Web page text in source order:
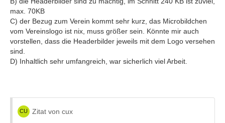
max. 70KB
C) der Bezug zum Verein kommt sehr kurz, das Microbildchen
vom Vereinslogo ist nix, muss größer sein. Könnte mir auch
vorstellen, dass die Headerbilder jeweils mit dem Logo versehen
sind.
D) Inhaltlich sehr umfangreich, war sicherlich viel Arbeit.
Zitat von cux